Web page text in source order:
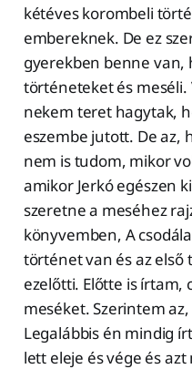
kétéves korombeli
embereknek. De ez
gyerekben benne van,
történeteket és
nekem teret hagytak,
eszembe jutott. De az,
nem is tudom, mikor
amikor Jerkó egészen
szeretne a meséhez
könyvemben, A
történet van és az
ezelőtti. Előtte is írtam,
meséket. Szerintem
Legalábbis én mindig
lett eleje és vége és